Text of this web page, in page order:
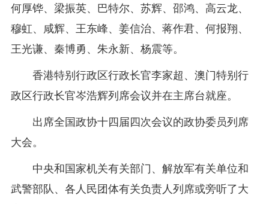
何厚铧、梁振英、巴特尔、苏辉、邵鸿、高云龙、
穆虹、咸辉、王东峰、姜信治、蒋作君、何报翔、
王光谦、秦博勇、朱永新、杨震等。
香港特别行政区行政长官李家超、澳门特别行
政区行政长官岑浩辉列席会议并在主席台就座。
出席全国政协十四届四次会议的政协委员列席
大会。
中央和国家机关有关部门、解放军有关单位和
武警部队、各人民团体有关负责人列席或旁听了大